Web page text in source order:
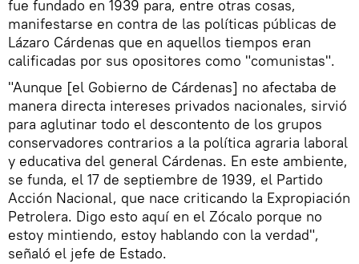
fue fundado en 1939 para, entre otras cosas,
manifestarse en contra de las políticas públicas de
Lázaro Cárdenas que en aquellos tiempos eran
calificadas por sus opositores como "comunistas".
"Aunque [el Gobierno de Cárdenas] no afectaba de
manera directa intereses privados nacionales, sirvió
para aglutinar todo el descontento de los grupos
conservadores contrarios a la política agraria laboral
y educativa del general Cárdenas. En este ambiente,
se funda, el 17 de septiembre de 1939, el Partido
Acción Nacional, que nace criticando la Expropiación
Petrolera. Digo esto aquí en el Zócalo porque no
estoy mintiendo, estoy hablando con la verdad",
señaló el jefe de Estado.